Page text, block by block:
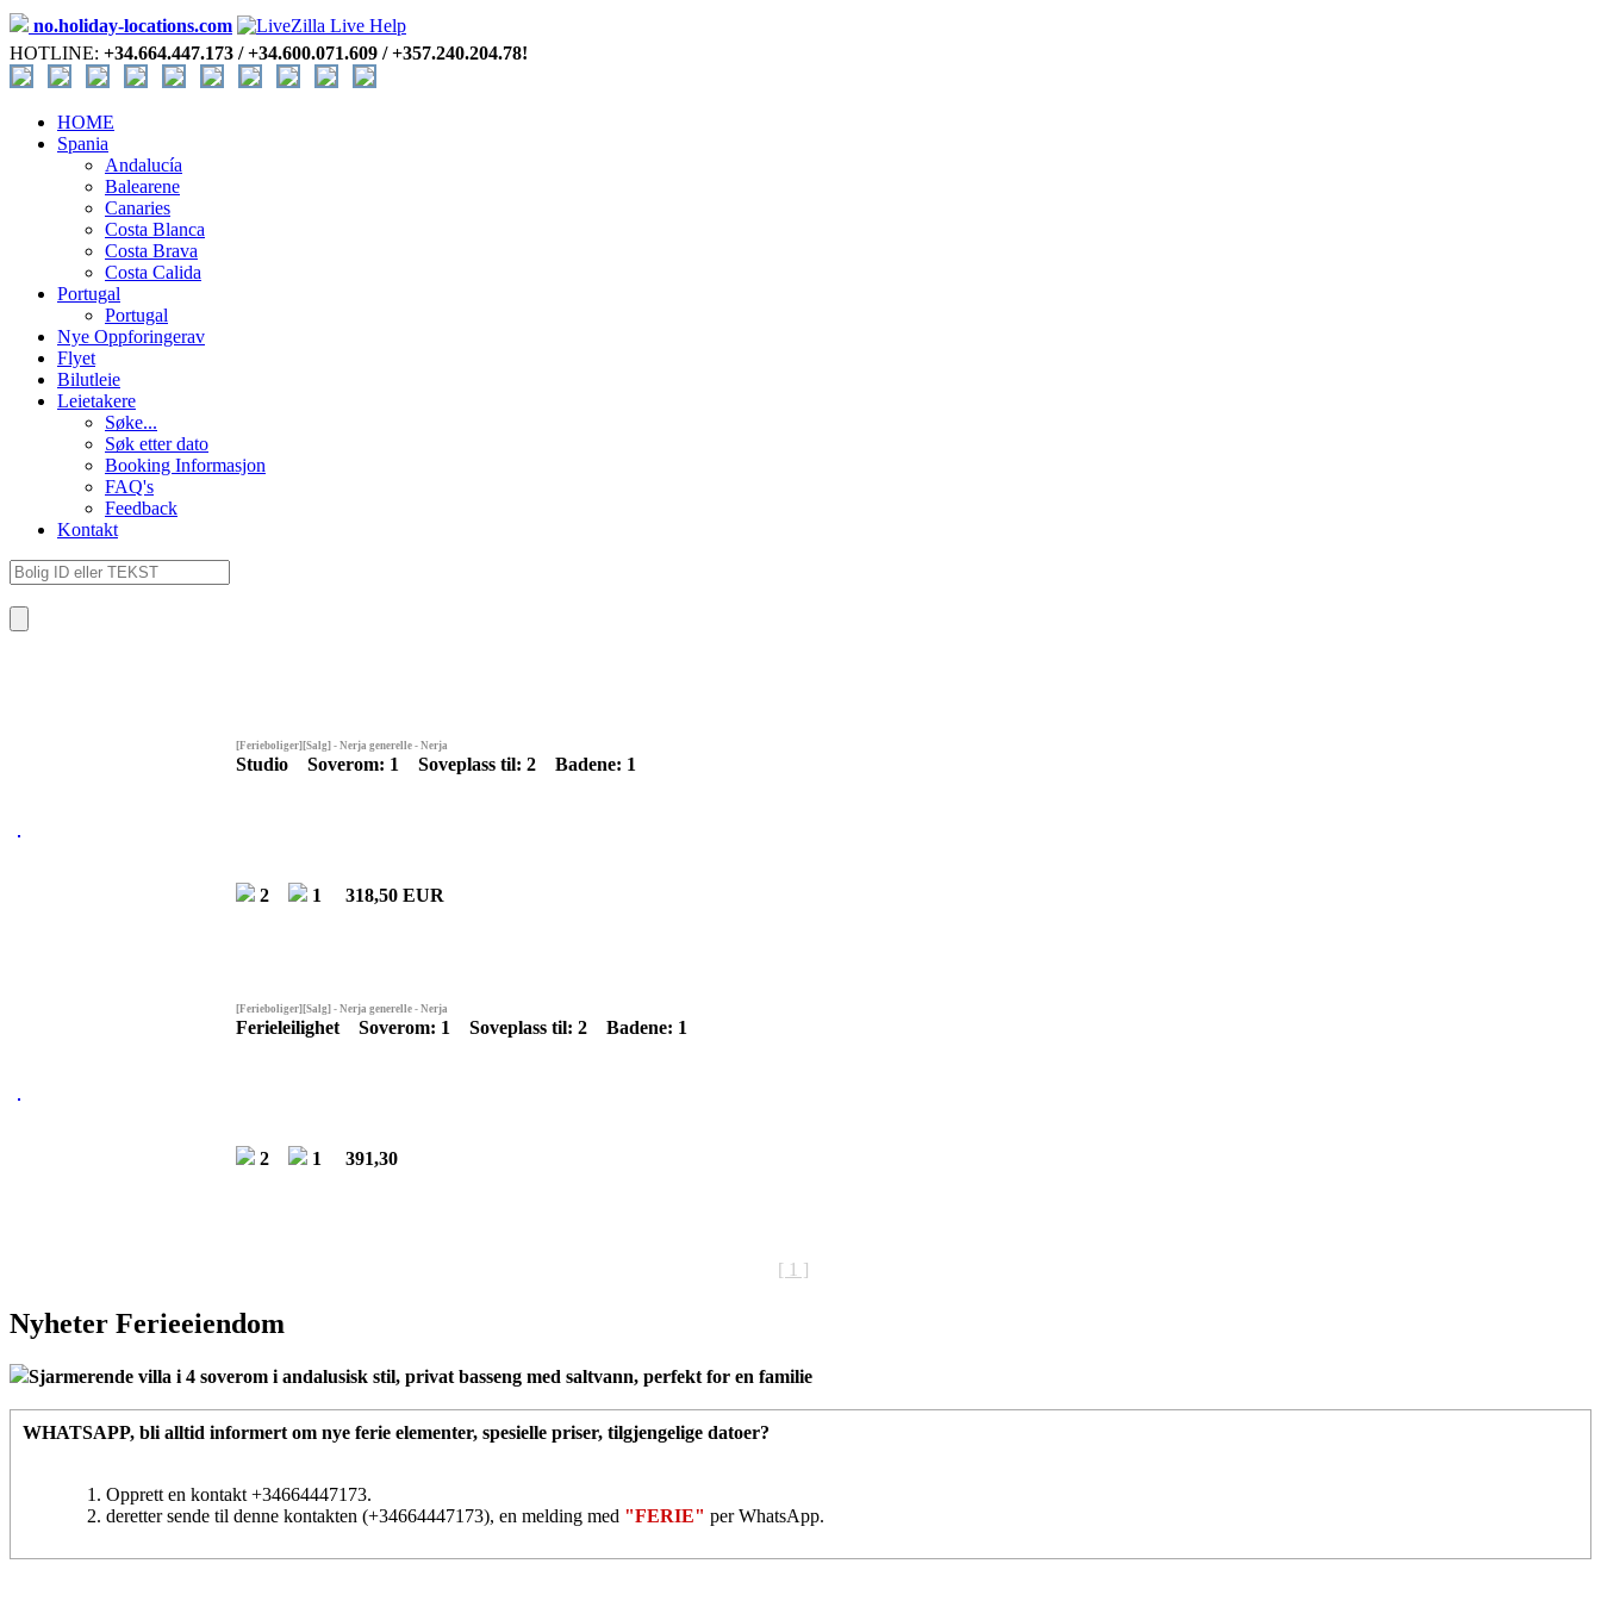
no.holiday-locations.com
HOTLINE: +34.664.447.173 / +34.600.071.609 / +357.240.204.78!
HOME
Spania
Andalucía
Balearene
Canaries
Costa Blanca
Costa Brava
Costa Calida
Portugal
Portugal
Nye Oppforingerav
Flyet
Bilutleie
Leietakere
Søke...
Søk etter dato
Booking Informasjon
FAQ's
Feedback
Kontakt
[Ferieboliger][Salg] - Nerja generelle - Nerja
Studio Soverom: 1 Soveplass til: 2 Badene: 1
2 1 318,50 EUR
[Ferieboliger][Salg] - Nerja generelle - Nerja
Ferieleilighet Soverom: 1 Soveplass til: 2 Badene: 1
2 1 391,30
[ 1 ]
Nyheter Ferieeiendom
Sjarmerende villa i 4 soverom i andalusisk stil, privat basseng med saltvann, perfekt for en familie
WHATSAPP, bli alltid informert om nye ferie elementer, spesielle priser, tilgjengelige datoer?
Opprett en kontakt +34664447173.
deretter sende til denne kontakten (+34664447173), en melding med "FERIE" per WhatsApp.